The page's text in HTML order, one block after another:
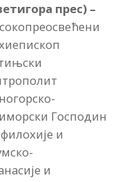
прес) –
Господин
и
и